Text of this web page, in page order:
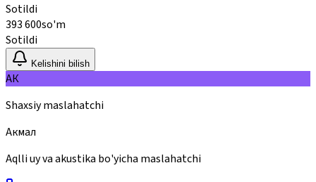
Sotildi
393 600so'm
Sotildi
Kelishini bilish
АК
Shaxsiy maslahatchi
Акмал
Aqlli uy va akustika bo'yicha maslahatchi